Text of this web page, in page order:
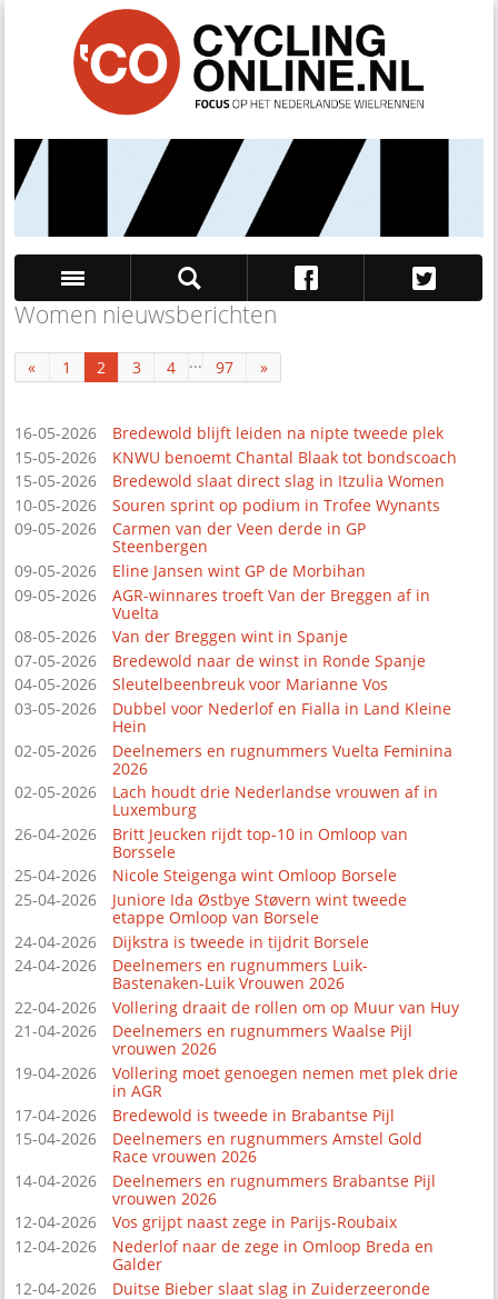
Women nieuwsberichten
« 1 2 3 4 ... 97 »
16-05-2026
Bredewold blijft leiden na nipte tweede plek
15-05-2026
KNWU benoemt Chantal Blaak tot bondscoach
15-05-2026
Bredewold slaat direct slag in Itzulia Women
10-05-2026
Souren sprint op podium in Trofee Wynants
09-05-2026
Carmen van der Veen derde in GP
Steenbergen
09-05-2026
Eline Jansen wint GP de Morbihan
09-05-2026
AGR-winnares troeft Van der Breggen af in
Vuelta
08-05-2026
Van der Breggen wint in Spanje
07-05-2026
Bredewold naar de winst in Ronde Spanje
04-05-2026
Sleutelbeenbreuk voor Marianne Vos
03-05-2026
Dubbel voor Nederlof en Fialla in Land Kleine
Hein
02-05-2026
Deelnemers en rugnummers Vuelta Feminina
2026
02-05-2026
Lach houdt drie Nederlandse vrouwen af in
Luxemburg
26-04-2026
Britt Jeucken rijdt top-10 in Omloop van
Borssele
25-04-2026
Nicole Steigenga wint Omloop Borsele
25-04-2026
Juniore Ida Østbye Støvern wint tweede
etappe Omloop van Borsele
24-04-2026
Dijkstra is tweede in tijdrit Borsele
24-04-2026
Deelnemers en rugnummers Luik-
Bastenaken-Luik Vrouwen 2026
22-04-2026
Vollering draait de rollen om op Muur van Huy
21-04-2026
Deelnemers en rugnummers Waalse Pijl
vrouwen 2026
19-04-2026
Vollering moet genoegen nemen met plek drie
in AGR
17-04-2026
Bredewold is tweede in Brabantse Pijl
15-04-2026
Deelnemers en rugnummers Amstel Gold
Race vrouwen 2026
14-04-2026
Deelnemers en rugnummers Brabantse Pijl
vrouwen 2026
12-04-2026
Vos grijpt naast zege in Parijs-Roubaix
12-04-2026
Nederlof naar de zege in Omloop Breda en
Galder
12-04-2026
Duitse Bieber slaat slag in Zuiderzeeronde